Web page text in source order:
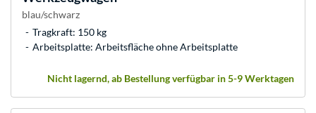
blau/schwarz
Tragkraft: 150 kg
Arbeitsplatte: Arbeitsfläche ohne Arbeitsplatte
Nicht lagernd, ab Bestellung verfügbar in 5-9 Werktagen